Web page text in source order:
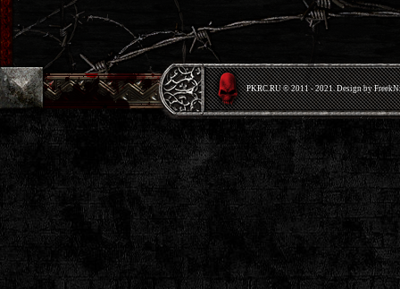
PKRС.RU © 2011 - 2021. Design by